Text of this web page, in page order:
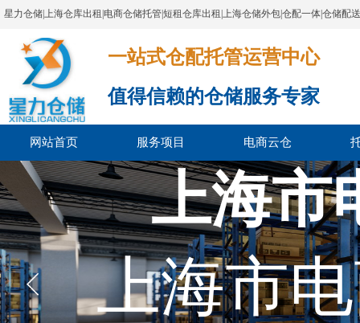
星力仓储|上海仓库出租|电商仓储托管|短租仓库出租|上海仓储外包|仓配一体|仓储配
一站式仓配托管运营中心​​​​​​​​​​​​​​​​​
值得信赖的仓储服务专家
网站首页 服务项目 电商云仓
上海市
上海市